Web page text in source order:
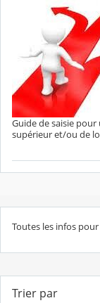
Guide de saisie
supérieur et/ou de
Toutes les infos
Trier par